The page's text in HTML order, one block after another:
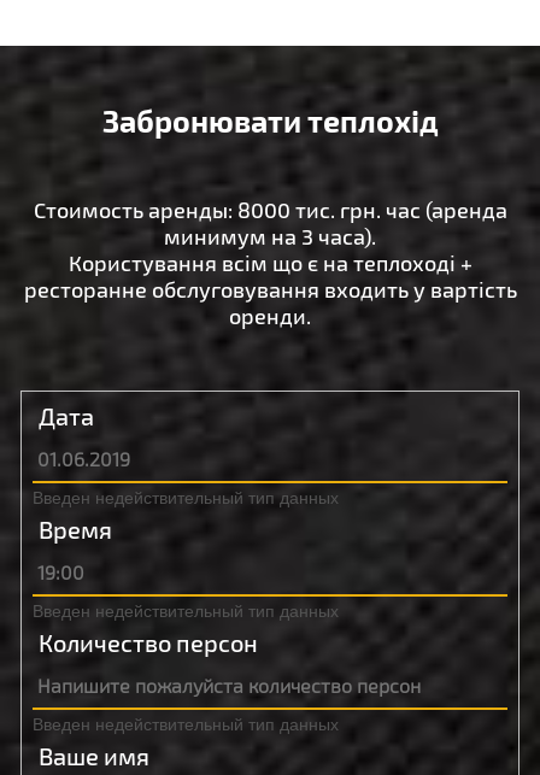
Забронювати теплохід
Стоимость аренды: 8000 тис. грн. час (аренда
минимум на 3 часа).
Користування всім що є на теплоході +
ресторанне обслуговування входить у вартість
оренди.
Дата
Введен недействительный тип данных
Время
Введен недействительный тип данных
Количество персон
Введен недействительный тип данных
Ваше имя
Введен недействительный тип данных
Введен недействительный тип данных
Введен недействительный тип данных
Введен недействительный тип данных
Введен недействительный тип данных
Узнать свободна ли дата
Введен недействительный тип данных
Введен недействительный тип данных